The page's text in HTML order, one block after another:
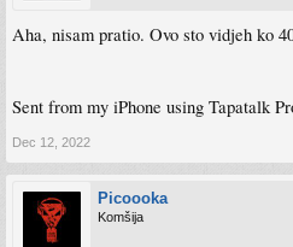
Aha, nisam pratio. Ovo sto vidjeh ko
Sent from my iPhone using Tapatalk
Dec 12, 2022
Picoooka
Komšija